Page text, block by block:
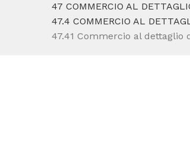
47 COMMERCIO AL
47.4 COMMERCIO AL
47.41 Commercio al